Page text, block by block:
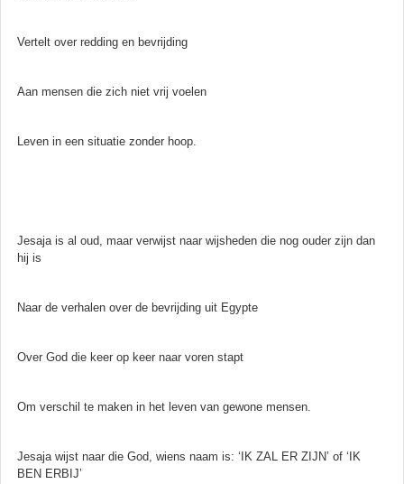
Vertelt over redding en bevrijding
Aan mensen die zich niet vrij voelen
Leven in een situatie zonder hoop.
Jesaja is al oud, maar verwijst naar wijsheden die nog ouder zijn dan
hij is
Naar de verhalen over de bevrijding uit Egypte
Over God die keer op keer naar voren stapt
Om verschil te maken in het leven van gewone mensen.
Jesaja wijst naar die God, wiens naam is: ‘IK ZAL ER ZIJN’ of ‘IK
BEN ERBIJ’